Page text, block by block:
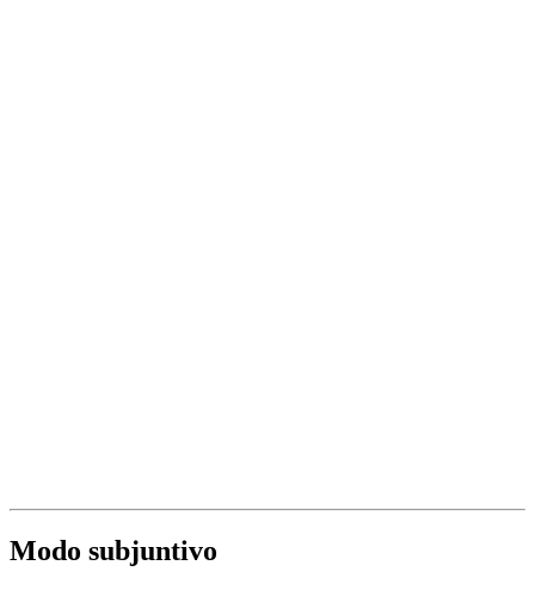
Modo subjuntivo